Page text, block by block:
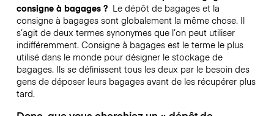
consigne à bagages ? Le dépôt de bagages et la
consigne à bagages sont globalement la même chose. Il
s’agit de deux termes synonymes que l’on peut utiliser
indifféremment. Consigne à bagages est le terme le plus
utilisé dans le monde pour désigner le stockage de
bagages. Ils se définissent tous les deux par le besoin des
gens de déposer leurs bagages avant de les récupérer plus
tard.